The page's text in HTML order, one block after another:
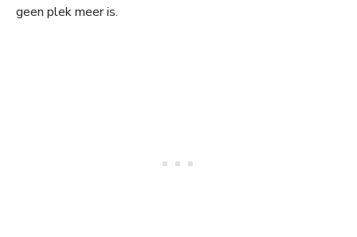
geen plek meer is.